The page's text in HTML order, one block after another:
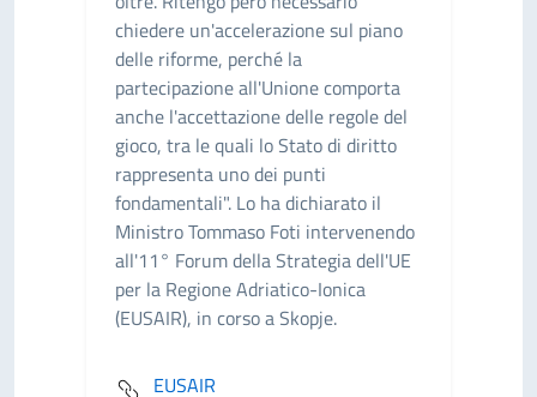
chiedere un'accelerazione sul piano
delle riforme, perché la
partecipazione all'Unione comporta
anche l'accettazione delle regole del
gioco, tra le quali lo Stato di diritto
rappresenta uno dei punti
fondamentali". Lo ha dichiarato il
Ministro Tommaso Foti intervenendo
all'11° Forum della Strategia dell'UE
per la Regione Adriatico-Ionica
(EUSAIR), in corso a Skopje.
EUSAIR